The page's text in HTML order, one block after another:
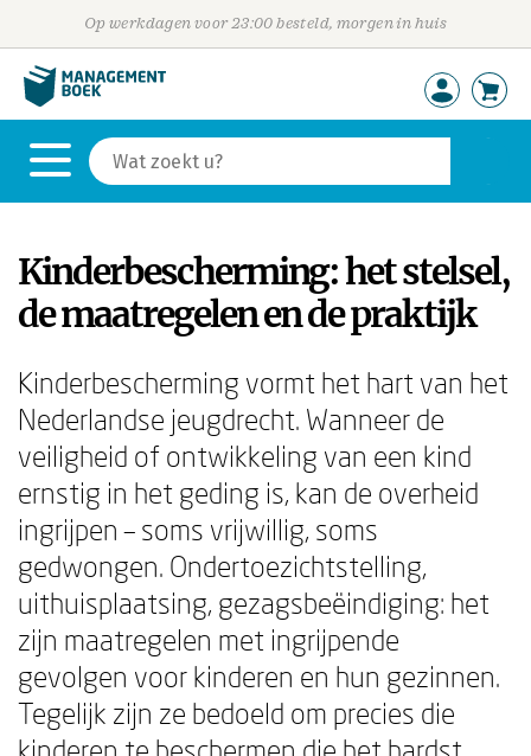
Op werkdagen voor 23:00 besteld, morgen in huis
Kinderbescherming: het stelsel,
de maatregelen en de praktijk
Kinderbescherming vormt het hart van het
Nederlandse jeugdrecht. Wanneer de
veiligheid of ontwikkeling van een kind
ernstig in het geding is, kan de overheid
ingrijpen – soms vrijwillig, soms
gedwongen. Ondertoezichtstelling,
uithuisplaatsing, gezagsbeëindiging: het
zijn maatregelen met ingrijpende
gevolgen voor kinderen en hun gezinnen.
Tegelijk zijn ze bedoeld om precies die